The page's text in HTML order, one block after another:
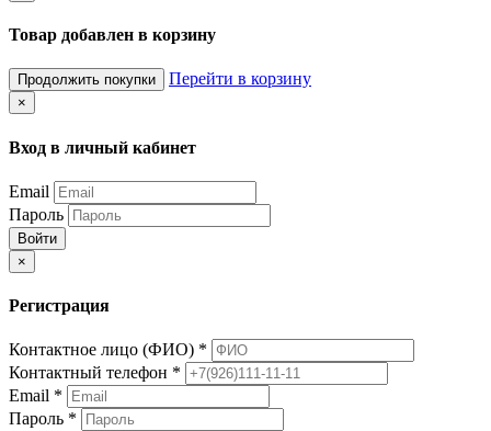
Товар добавлен в корзину
Продолжить покупки Перейти в корзину
×
Вход в личный кабинет
Email
Пароль
Войти
×
Регистрация
Контактное лицо (ФИО) *
Контактный телефон *
Email *
Пароль *